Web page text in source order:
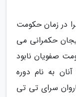
در زمان حکومت
حکمرانی می
صفویان نابود
به نام دوره
سرای تی تی